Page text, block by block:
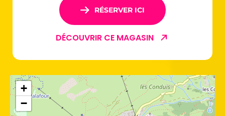
RÉSERVER ICI
DÉCOUVRIR CE MAGASIN
+
−